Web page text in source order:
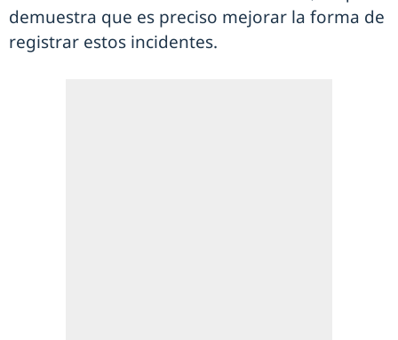
demuestra que es preciso mejorar la forma de
registrar estos incidentes.